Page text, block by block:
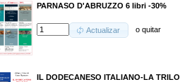
PARNASO D'ABRUZZO 6 libri -30%
Actualizar oquitar
IL DODECANESO ITALIANO-LA